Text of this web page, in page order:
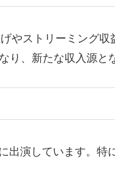
やストリーミング
、新たな収入源と
出演しています。